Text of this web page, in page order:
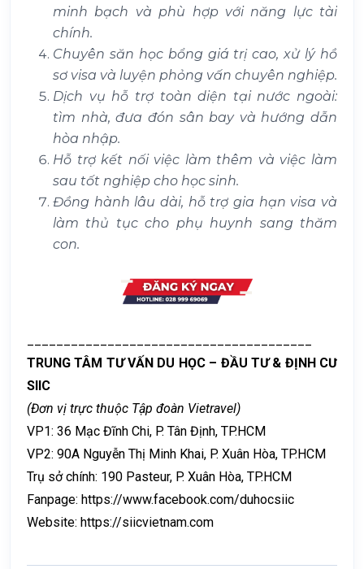
minh bạch và phù hợp với năng lực tài
chính.
Chuyên săn học bổng giá trị cao, xử lý hồ
sơ visa và luyện phỏng vấn chuyên nghiệp.
Dịch vụ hỗ trợ toàn diện tại nước ngoài:
tìm nhà, đưa đón sân bay và hướng dẫn
hòa nhập.
Hỗ trợ kết nối việc làm thêm và việc làm
sau tốt nghiệp cho học sinh.
Đồng hành lâu dài, hỗ trợ gia hạn visa và
làm thủ tục cho phụ huynh sang thăm
con.
TRUNG TÂM TƯ VẤN DU HỌC – ĐẦU TƯ & ĐỊNH CƯ
SIIC
(Đơn vị trực thuộc Tập đoàn Vietravel)
VP1: 36 Mạc Đĩnh Chi, P. Tân Định, TP.HCM
VP2: 90A Nguyễn Thị Minh Khai, P. Xuân Hòa, TP.HCM
Trụ sở chính: 190 Pasteur, P. Xuân Hòa, TP.HCM
Fanpage: https://www.facebook.com/duhocsiic
Website: https://siicvietnam.com